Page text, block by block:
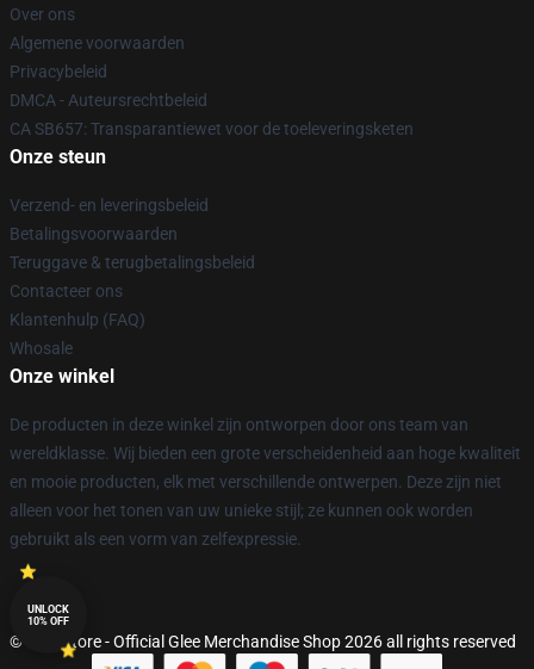
Over ons
Algemene voorwaarden
Privacybeleid
DMCA - Auteursrechtbeleid
CA SB657: Transparantiewet voor de toeleveringsketen
Onze steun
Verzend- en leveringsbeleid
Betalingsvoorwaarden
Teruggave & terugbetalingsbeleid
Contacteer ons
Klantenhulp (FAQ)
Whosale
Onze winkel
De producten in deze winkel zijn ontworpen door ons team van
wereldklasse. Wij bieden een grote verscheidenheid aan hoge kwaliteit
en mooie producten, elk met verschillende ontwerpen. Deze zijn niet
alleen voor het tonen van uw unieke stijl; ze kunnen ook worden
gebruikt als een vorm van zelfexpressie.
© Glee Store - Official Glee Merchandise Shop 2026 all rights reserved
UNLOCK
10% OFF